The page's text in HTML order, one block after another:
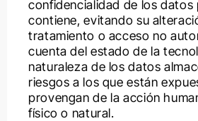
confidencialidad de los datos
contiene, evitando su
tratamiento o acceso no
cuenta del estado de la
naturaleza de los datos
riesgos a los que están
provengan de la acción
físico o natural.